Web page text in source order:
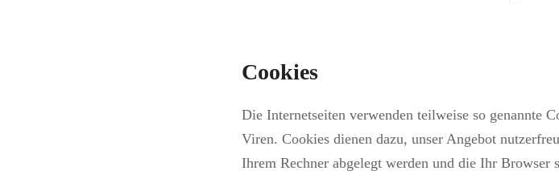
Cookies
Die Internetseiten verwenden teilweise so genannte
Viren. Cookies dienen dazu, unser Angebot
Ihrem Rechner abgelegt werden und die Ihr Browser